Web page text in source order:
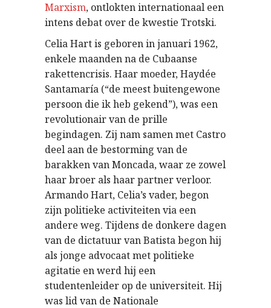
Marxism, ontlokten internationaal een
intens debat over de kwestie Trotski.
Celia Hart is geboren in januari 1962,
enkele maanden na de Cubaanse
rakettencrisis. Haar moeder, Haydée
Santamaría (“de meest buitengewone
persoon die ik heb gekend”), was een
revolutionair van de prille
begindagen. Zij nam samen met Castro
deel aan de bestorming van de
barakken van Moncada, waar ze zowel
haar broer als haar partner verloor.
Armando Hart, Celia’s vader, begon
zijn politieke activiteiten via een
andere weg. Tijdens de donkere dagen
van de dictatuur van Batista begon hij
als jonge advocaat met politieke
agitatie en werd hij een
studentenleider op de universiteit. Hij
was lid van de Nationale